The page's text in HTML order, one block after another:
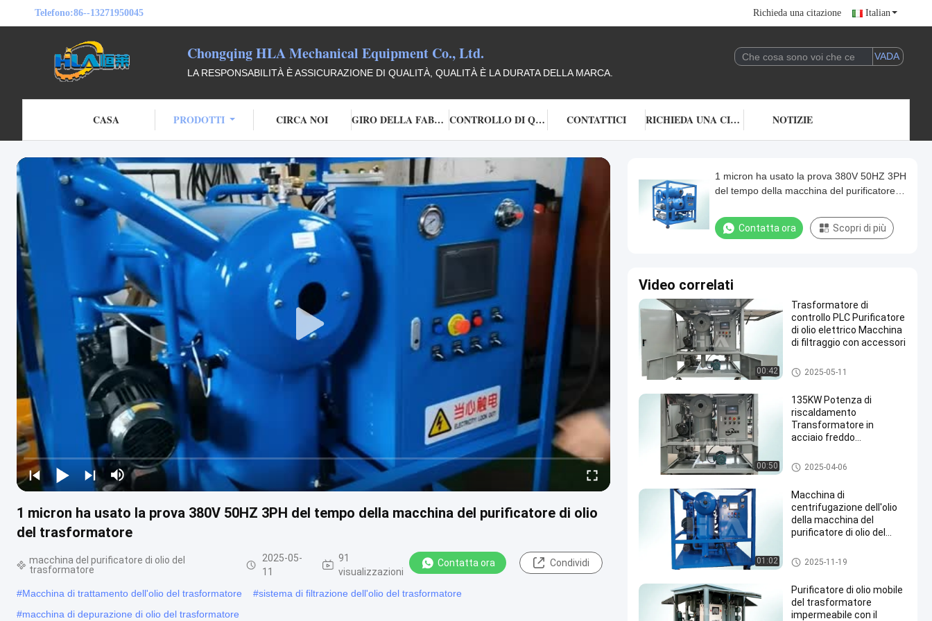
Telefono:86--13271950045 Richieda una citazione Italian
Chongqing HLA Mechanical Equipment Co., Ltd.
LA RESPONSABILITÀ È ASSICURAZIONE DI QUALITÀ, QUALITÀ È LA DURATA DELLA MARCA.
CASA PRODOTTI CIRCA NOI GIRO DELLA FABBRICA CONTROLLO DI QUALITÀ CONTATTICI RICHIEDA UNA CITAZIONE NOTIZIE
1 micron ha usato la prova 380V 50HZ 3PH del tempo della macchina del purificatore di olio
del trasformatore
macchina del purificatore di olio del
trasformatore
2025-05-
11
91
visualizzazioni
Contatta ora Condividi
#Macchina di trattamento dell'olio del trasformatore #sistema di filtrazione dell'olio del trasformatore
#macchina di depurazione di olio del trasformatore
1 micron ha usato la prova 380V 50HZ 3PH
del tempo della macchina del purificatore di
Contatta ora Scopri di più
Video correlati
00:42
Trasformatore di
controllo PLC Purificatore
di olio elettrico Macchina
di filtraggio con accessori
macchina di filtrazione dell'oli
o del trasformatore
2025-05-11
00:50
135KW Potenza di
riscaldamento
Transformatore in
acciaio freddo
macchina del purificatore di oli
o del trasformatore
2025-04-06
01:02
Macchina di
centrifugazione dell'olio
della macchina del
purificatore di olio del
sicurezza sul lavoro
macchina del purificatore di oli
o del trasformatore
2025-11-19
Purificatore di olio mobile
del trasformatore
impermeabile con il